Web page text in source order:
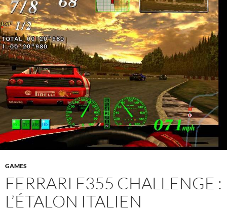
GAMES
FERRARI F355 CHALLENGE :
L’ÉTALON ITALIEN